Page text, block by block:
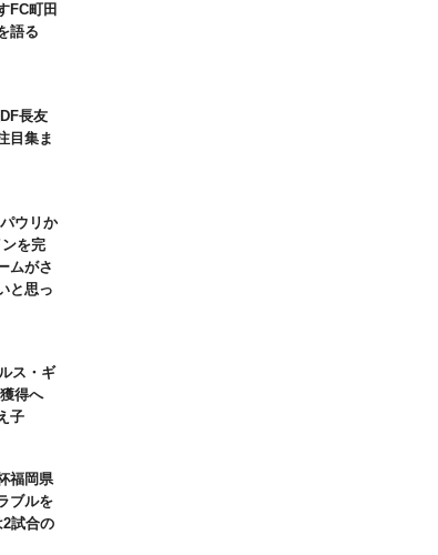
FC町田
語る
長友
目集ま
ウリか
を完
ムがさ
と思っ
ス・ギ
獲得へ
子
福岡県
ブルを
試合の